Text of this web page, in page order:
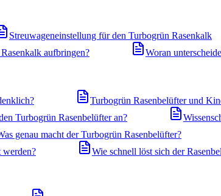
Streuwageneinstellung für den Turbogrün Rasenkalk
aufbringen? Woran
Turbogrün Rasenbelüfter und
Turbogrün Rasenbelüfter an?
genau macht der Turbogrün Rasenbelüfter?
werden?
Wie schnell löst sich der